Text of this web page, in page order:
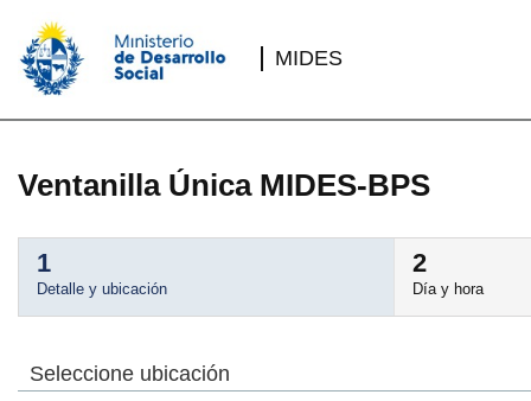
contenido
MIDES
Ventanilla Única MIDES-BPS
1
Detalle y ubicación
2
Día y hora
Seleccione ubicación